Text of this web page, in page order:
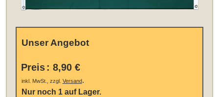
Unser Angebot
Preis : 8,90 €
inkl. MwSt., zzgl. Versand.
Nur noch 1 auf Lager.